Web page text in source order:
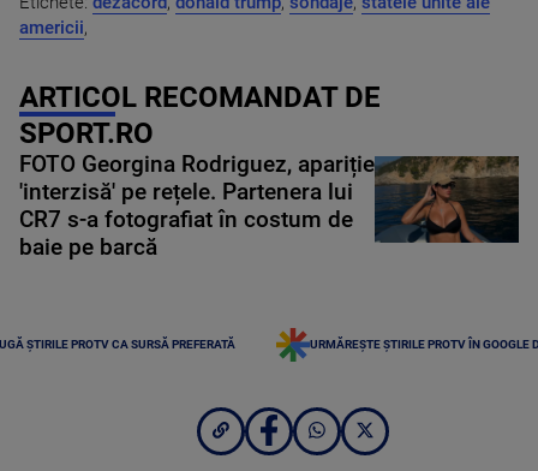
americii,
ARTICOL RECOMANDAT DE
SPORT.RO
FOTO Georgina Rodriguez, apariție
'interzisă' pe rețele. Partenera lui
CR7 s-a fotografiat în costum de
baie pe barcă
ȘTIRILE PROTV CA SURSĂ PREFERATĂ URMĂREȘTE ȘTIRILE PROTV ÎN GOOGLE